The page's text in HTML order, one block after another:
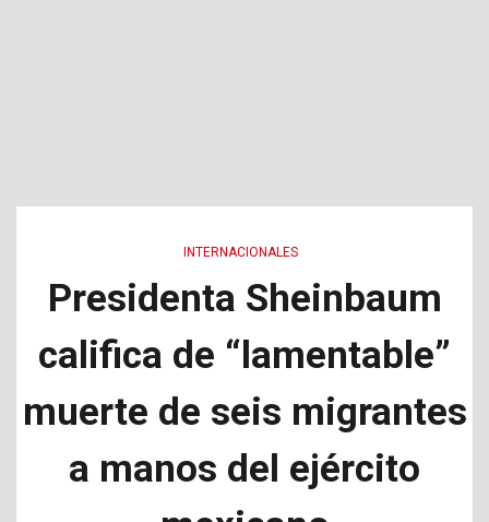
INTERNACIONALES
Presidenta Sheinbaum
califica de “lamentable”
muerte de seis migrantes
a manos del ejército